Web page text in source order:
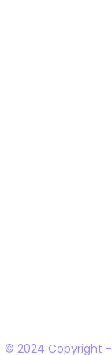
© 2024 Copyright -